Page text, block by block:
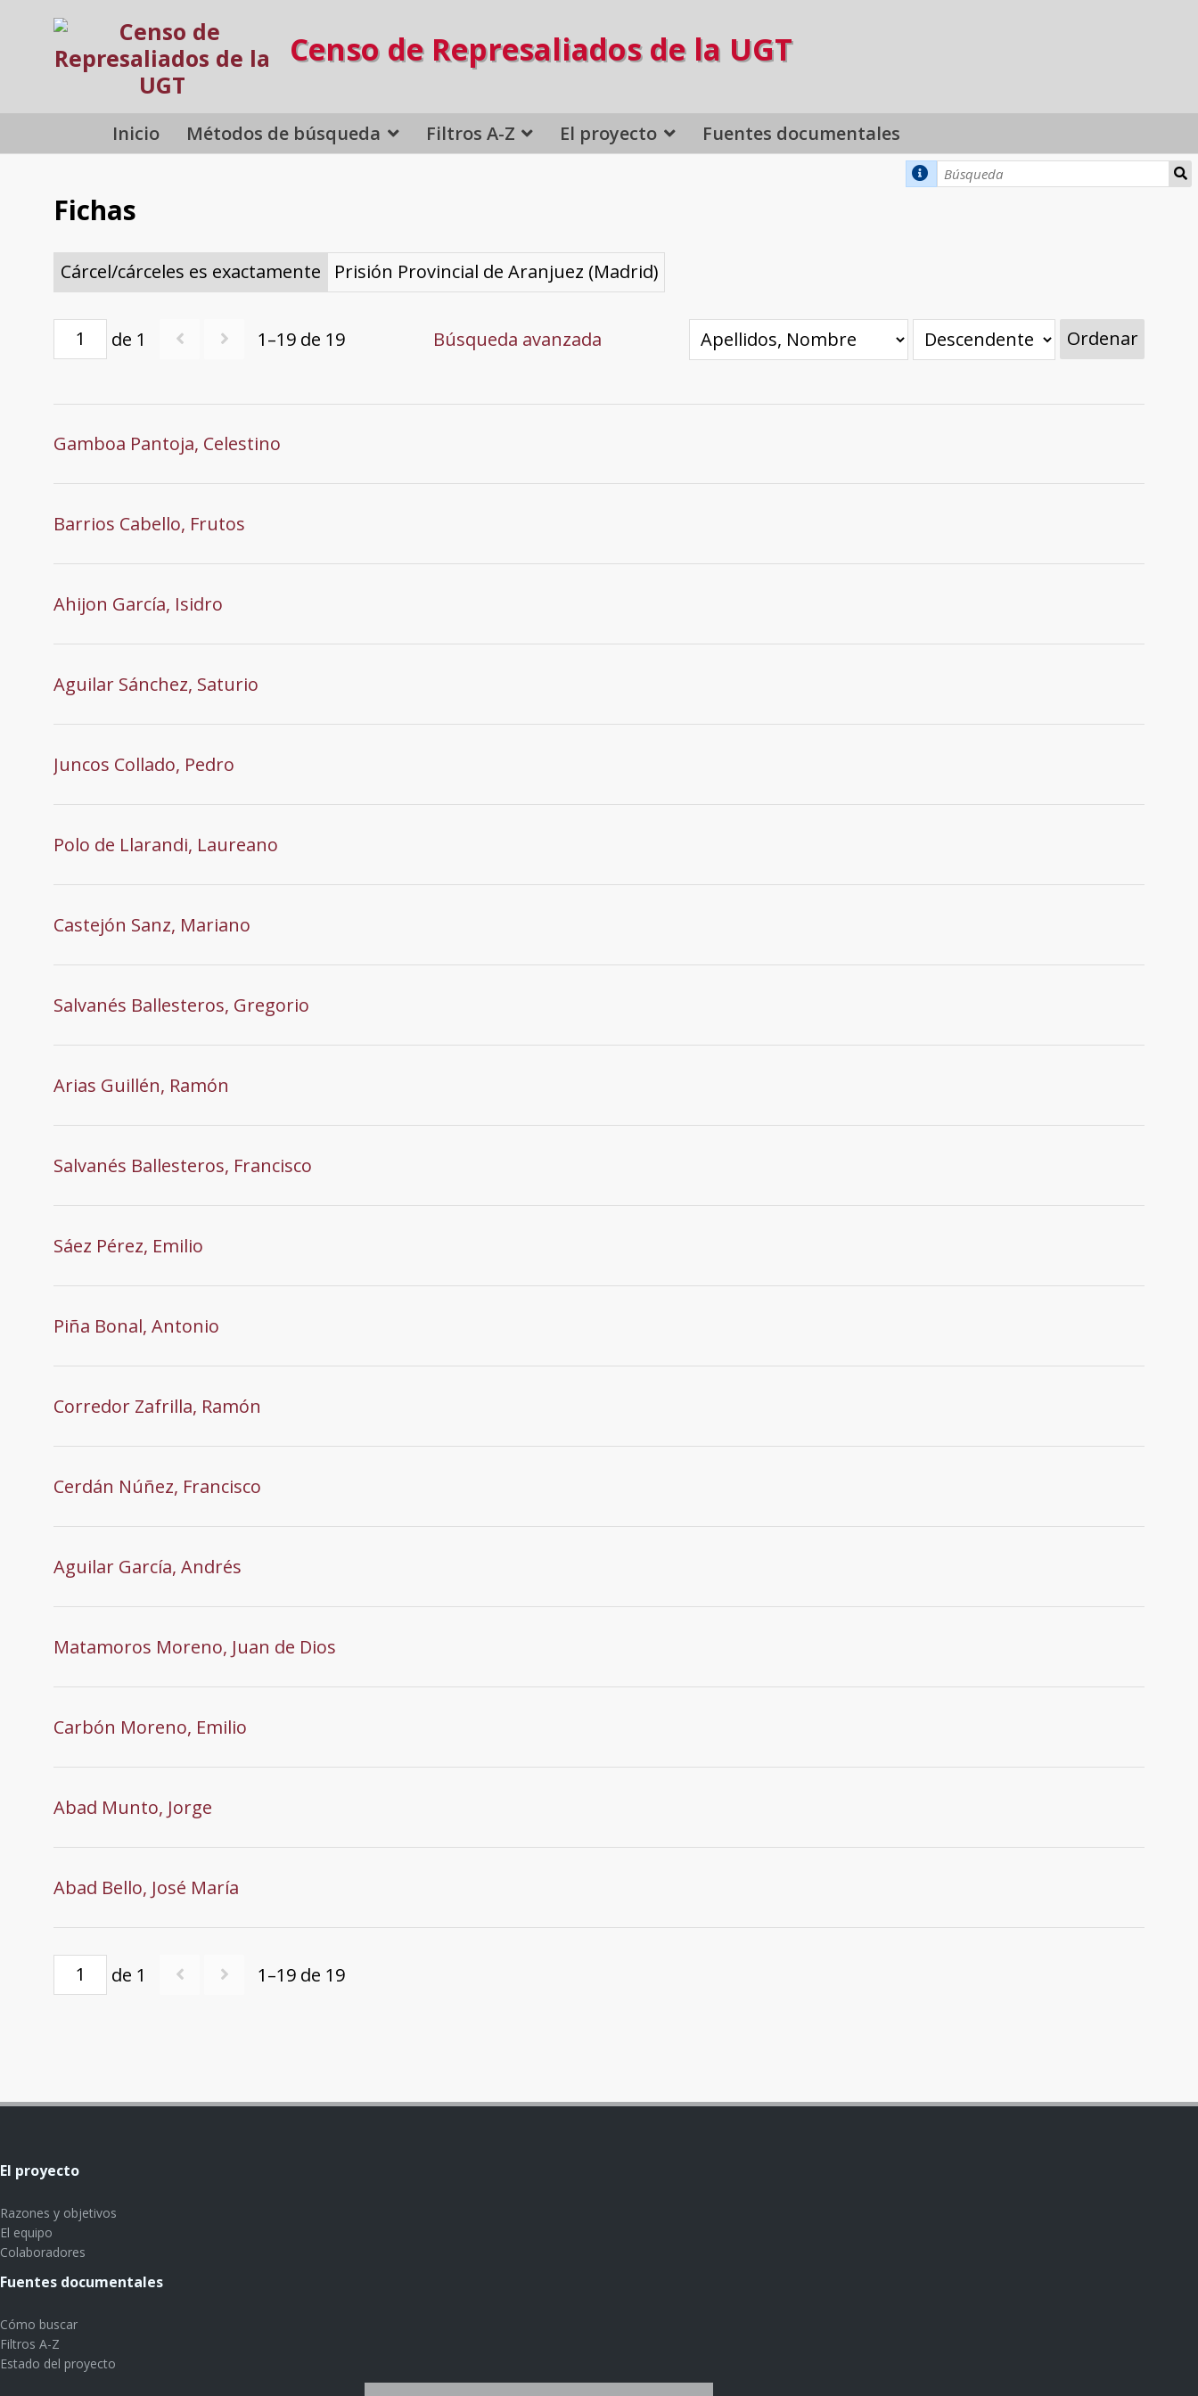
Censo de Represaliados de la UGT
Inicio Métodos de búsqueda Filtros A-Z El proyecto Fuentes documentales
Fichas
Cárcel/cárceles es exactamente Prisión Provincial de Aranjuez (Madrid)
de 1 1–19 de 19 Búsqueda avanzada Ordenar
Gamboa Pantoja, Celestino
Barrios Cabello, Frutos
Ahijon García, Isidro
Aguilar Sánchez, Saturio
Juncos Collado, Pedro
Polo de Llarandi, Laureano
Castejón Sanz, Mariano
Salvanés Ballesteros, Gregorio
Arias Guillén, Ramón
Salvanés Ballesteros, Francisco
Sáez Pérez, Emilio
Piña Bonal, Antonio
Corredor Zafrilla, Ramón
Cerdán Núñez, Francisco
Aguilar García, Andrés
Matamoros Moreno, Juan de Dios
Carbón Moreno, Emilio
Abad Munto, Jorge
Abad Bello, José María
de 1 1–19 de 19
El proyecto
Razones y objetivos
El equipo
Colaboradores
Fuentes documentales
Cómo buscar
Filtros A-Z
Estado del proyecto